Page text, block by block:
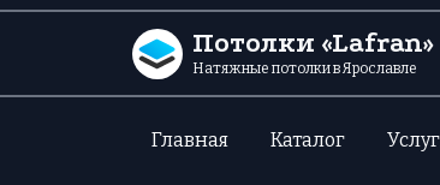
Перейти к содержанию
Потолки «Lafran»
Натяжные потолки в Ярославле
Главная Каталог